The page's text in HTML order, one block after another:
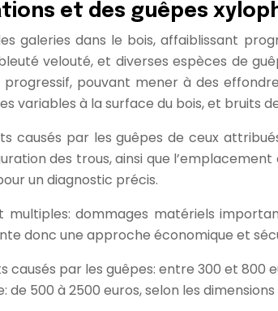
et des guêpes
galeries dans le bois, affaiblissant
velouté, et diverses espèces de
pouvant mener à des
variables à la surface du bois, et bruits
causés par les guêpes de ceux
des trous, ainsi que
un diagnostic précis.
multiples: dommages matériels
donc une approche économique et
causés par les guêpes: entre 300 et
500 à 2500 euros, selon les dimensions